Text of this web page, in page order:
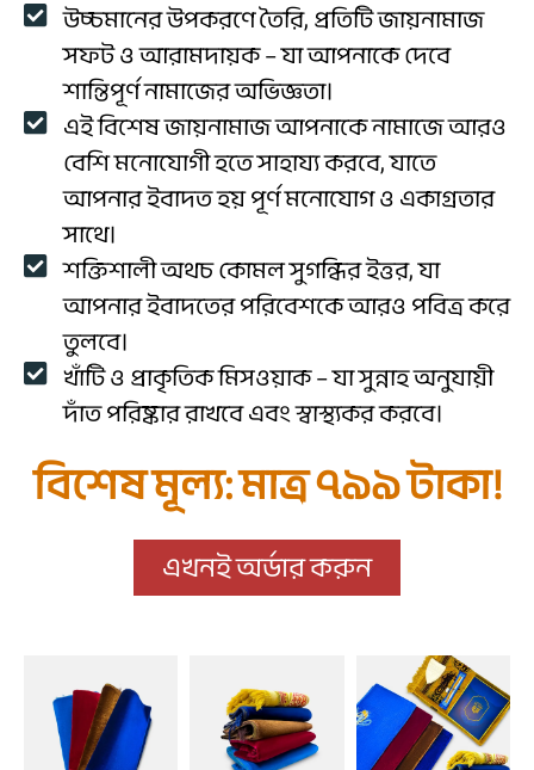
উচ্চমানের উপকরণে তৈরি, প্রতিটি জায়নামাজ
সফট ও আরামদায়ক – যা আপনাকে দেবে
শান্তিপূর্ণ নামাজের অভিজ্ঞতা।
এই বিশেষ জায়নামাজ আপনাকে নামাজে আরও
বেশি মনোযোগী হতে সাহায্য করবে, যাতে
আপনার ইবাদত হয় পূর্ণ মনোযোগ ও একাগ্রতার
সাথে।
শক্তিশালী অথচ কোমল সুগন্ধির ইত্তর, যা
আপনার ইবাদতের পরিবেশকে আরও পবিত্র করে
তুলবে।
খাঁটি ও প্রাকৃতিক মিসওয়াক – যা সুন্নাহ অনুযায়ী
দাঁত পরিষ্কার রাখবে এবং স্বাস্থ্যকর করবে।
বিশেষ মূল্য: মাত্র ৭৯৯ টাকা!
এখনই অর্ডার করুন